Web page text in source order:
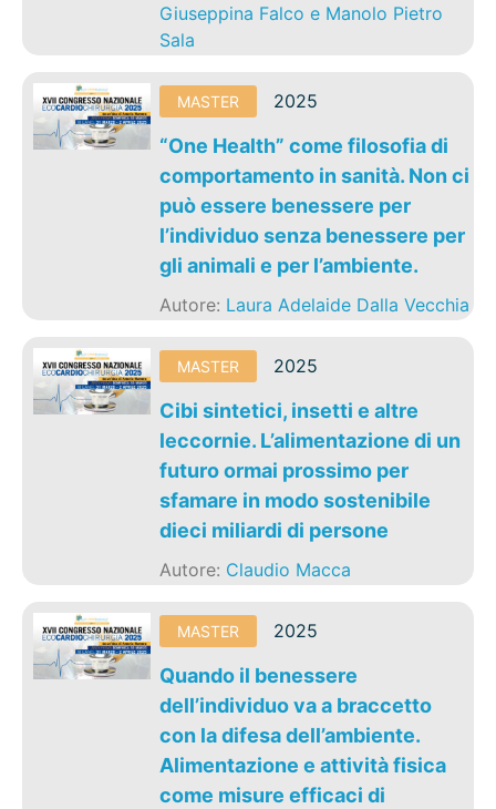
Giuseppina Falco e Manolo Pietro
Sala
MASTER 2025
“One Health” come filosofia di
comportamento in sanità. Non ci
può essere benessere per
l’individuo senza benessere per
gli animali e per l’ambiente.
Autore: Laura Adelaide Dalla Vecchia
MASTER 2025
Cibi sintetici, insetti e altre
leccornie. L’alimentazione di un
futuro ormai prossimo per
sfamare in modo sostenibile
dieci miliardi di persone
Autore: Claudio Macca
MASTER 2025
Quando il benessere
dell’individuo va a braccetto
con la difesa dell’ambiente.
Alimentazione e attività fisica
come misure efficaci di